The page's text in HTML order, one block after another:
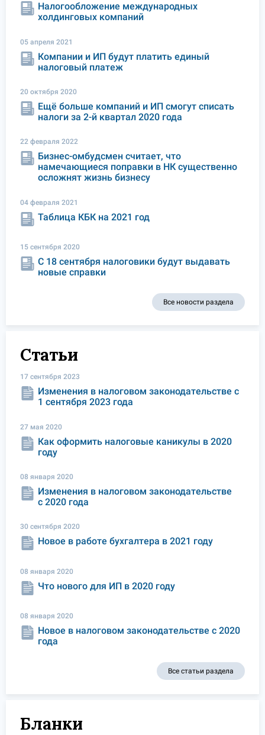
Налогообложение международных
холдинговых компаний
05 апреля 2021
Компании и ИП будут платить единый
налоговый платеж
20 октября 2020
Ещё больше компаний и ИП смогут списать
налоги за 2-й квартал 2020 года
22 февраля 2022
Бизнес-омбудсмен считает, что
намечающиеся поправки в НК существенно
осложнят жизнь бизнесу
04 февраля 2021
Таблица КБК на 2021 год
15 сентября 2020
С 18 сентября налоговики будут выдавать
новые справки
Все новости раздела
Статьи
17 сентября 2023
Изменения в налоговом законодательстве с
1 сентября 2023 года
27 мая 2020
Как оформить налоговые каникулы в 2020
году
08 января 2020
Изменения в налоговом законодательстве
с 2020 года
30 сентября 2020
Новое в работе бухгалтера в 2021 году
08 января 2020
Что нового для ИП в 2020 году
08 января 2020
Новое в налоговом законодательстве с 2020
года
Все статьи раздела
Бланки